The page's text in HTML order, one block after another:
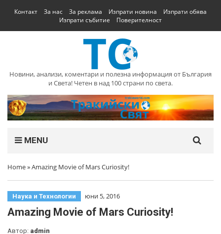
Контакт За нас За реклама Изпрати новина
Изпрати обява
Изпрати събитие
Поверителност
Новини, анализи, коментари и полезна информация от България
и Света! Четен в над 100 страни по света.
MENU
Home»Amazing Movie of Mars Curiosity!
Наука и Технологии юни 5, 2016
Amazing Movie of Mars Curiosity!
Автор: admin